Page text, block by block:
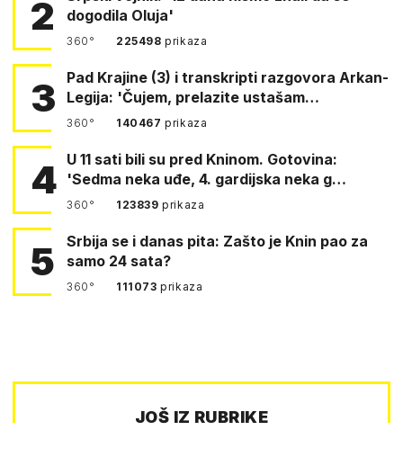
2
dogodila Oluja'
360° 225498prikaza
3
Pad Krajine (3) i transkripti razgovora Arkan-
Legija: 'Čujem, prelazite ustašam…
360° 140467prikaza
4 U 11 sati bili su pred Kninom. Gotovina:
'Sedma neka uđe, 4. gardijska neka g…
360° 123839prikaza
5
Srbija se i danas pita: Zašto je Knin pao za
samo 24 sata?
360° 111073prikaza
JOŠ IZ RUBRIKE